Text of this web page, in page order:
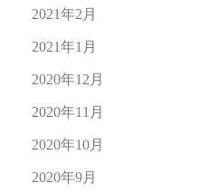
2021年2月
2021年1月
2020年12月
2020年11月
2020年10月
2020年9月